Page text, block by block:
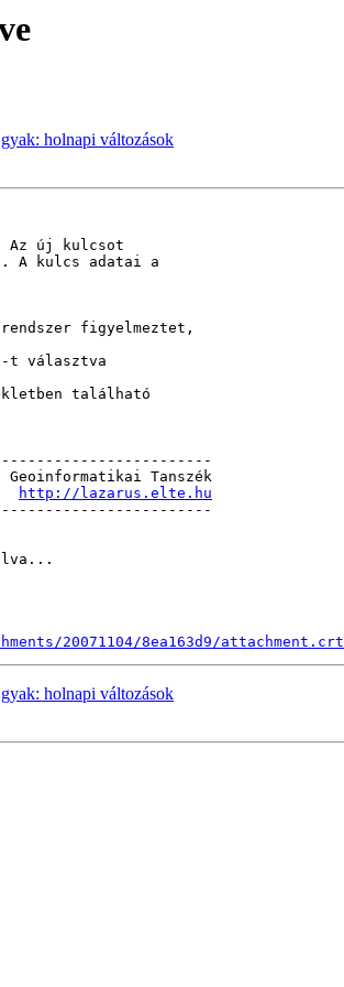
holnapi változások
Az új kulcsot
A kulcs adatai a
figyelmeztet,
t választva
található
Geoinformatikai Tanszék
http://lazarus.elte.hu
20071104/8ea163d9/attachment.crt
holnapi változások